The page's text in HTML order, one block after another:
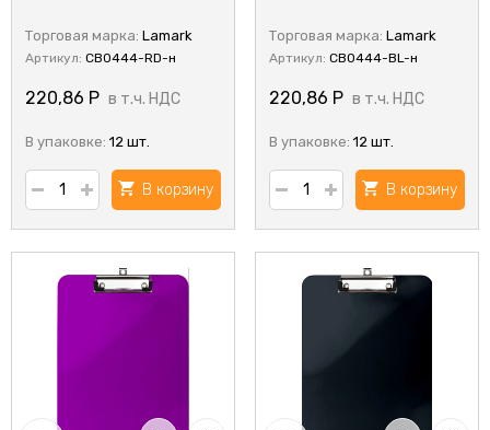
Торговая марка: Lamark
Артикул: CB0444-RD-н
220,86 Р в т.ч. НДС
В упаковке: 12 шт.
В корзину
Торговая марка: Lamark
Артикул: CB0444-BL-н
220,86 Р в т.ч. НДС
В упаковке: 12 шт.
В корзину